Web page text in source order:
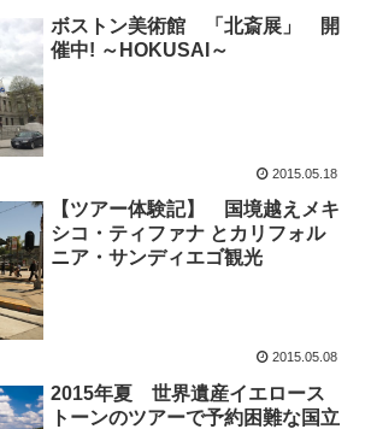
ボストン美術館 「北斎展」 開
催中! ～HOKUSAI～
2015.05.18
【ツアー体験記】 国境越えメキ
シコ・ティファナ とカリフォル
ニア・サンディエゴ観光
2015.05.08
2015年夏 世界遺産イエロース
トーンのツアーで予約困難な国立